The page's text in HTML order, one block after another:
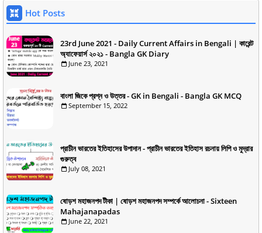
Hot Posts
23rd June 2021 - Daily Current Affairs in Bengali | কারেন্ট
অ্যাফেয়ার্স ২০২১ - Bangla GK Diary
June 23, 2021
বাংলা জিকে প্রশ্ন ও উত্তর - GK in Bengali - Bangla GK MCQ
September 15, 2022
প্রাচীন ভারতের ইতিহাসের উপাদান - প্রাচীন ভারতের ইতিহাস রচনায় লিপি ও মুদ্রার
গুরুত্ব
July 08, 2021
ষোড়শ মহাজনপদ টীকা | ষোড়শ মহাজনপদ সম্পর্কে আলোচনা - Sixteen
Mahajanapadas
June 22, 2021